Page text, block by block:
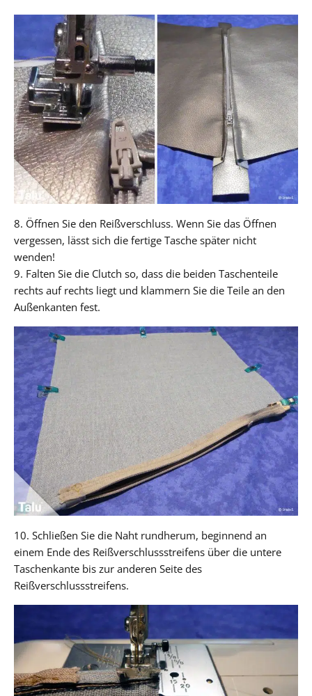
8. Öffnen Sie den Reißverschluss. Wenn Sie das Öffnen
vergessen, lässt sich die fertige Tasche später nicht
wenden!
9. Falten Sie die Clutch so, dass die beiden Taschenteile
rechts auf rechts liegt und klammern Sie die Teile an den
Außenkanten fest.
10. Schließen Sie die Naht rundherum, beginnend an
einem Ende des Reißverschlussstreifens über die untere
Taschenkante bis zur anderen Seite des
Reißverschlussstreifens.